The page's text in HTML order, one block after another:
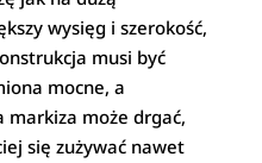
wysięg i szerokość,
musi być
mocne, a
markiza może drgać,
się zużywać nawet